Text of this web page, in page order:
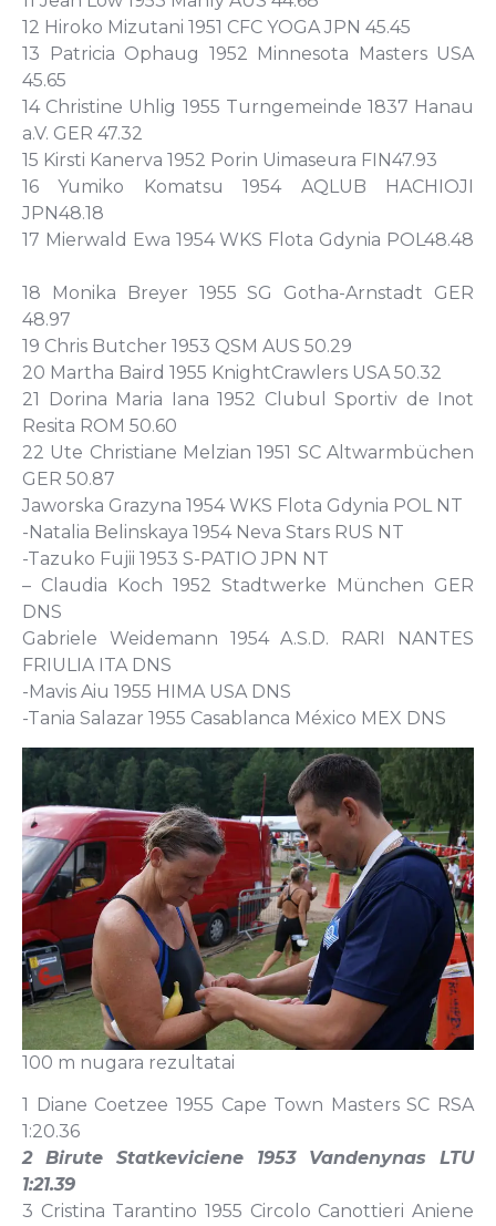
12 Hiroko Mizutani 1951 CFC YOGA JPN 45.45
13 Patricia Ophaug 1952 Minnesota Masters USA
45.65
14 Christine Uhlig 1955 Turngemeinde 1837 Hanau
a.V. GER 47.32
15 Kirsti Kanerva 1952 Porin Uimaseura FIN47.93
16 Yumiko Komatsu 1954 AQLUB HACHIOJI
JPN48.18
17 Mierwald Ewa 1954 WKS Flota Gdynia POL48.48
18 Monika Breyer 1955 SG Gotha-Arnstadt GER
48.97
19 Chris Butcher 1953 QSM AUS 50.29
20 Martha Baird 1955 KnightCrawlers USA 50.32
21 Dorina Maria Iana 1952 Clubul Sportiv de Inot
Resita ROM 50.60
22 Ute Christiane Melzian 1951 SC Altwarmbüchen
GER 50.87
Jaworska Grazyna 1954 WKS Flota Gdynia POL NT
-Natalia Belinskaya 1954 Neva Stars RUS NT
-Tazuko Fujii 1953 S-PATIO JPN NT
– Claudia Koch 1952 Stadtwerke München GER
DNS
Gabriele Weidemann 1954 A.S.D. RARI NANTES
FRIULIA ITA DNS
-Mavis Aiu 1955 HIMA USA DNS
-Tania Salazar 1955 Casablanca México MEX DNS
100 m nugara rezultatai
1 Diane Coetzee 1955 Cape Town Masters SC RSA
1:20.36
2 Birute Statkeviciene 1953 Vandenynas LTU
1:21.39
3 Cristina Tarantino 1955 Circolo Canottieri Aniene